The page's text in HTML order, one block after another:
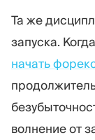
Та же
запуска.
начать
волнение от